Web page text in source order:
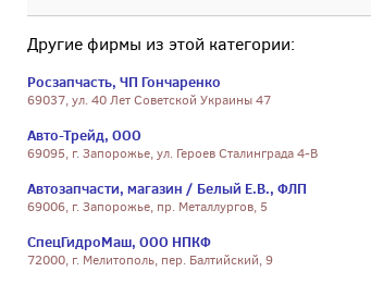
Другие фирмы из этой категории:
Росзапчасть, ЧП Гончаренко
69037, ул. 40 Лет Советской Украины 47
Авто-Трейд, ООО
69095, г. Запорожье, ул. Героев Сталинграда 4-В
Автозапчасти, магазин / Белый Е.В., ФЛП
69006, г. Запорожье, пр. Металлургов, 5
СпецГидроМаш, ООО НПКФ
72000, г. Мелитополь, пер. Балтийский, 9